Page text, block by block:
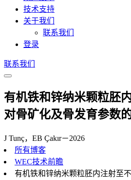
技术支持
关于我们
联系我们
登录
联系我们
有机铁和锌纳米颗粒胚
对骨矿化及骨发育参数
J Tunç，EB Çakır－2026
所有博客
WEC技术前瞻
有机铁和锌纳米颗粒胚内注射至